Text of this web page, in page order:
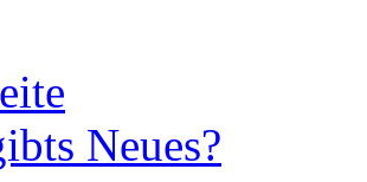
Neues?